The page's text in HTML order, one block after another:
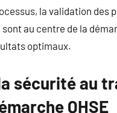
la validation des
au centre de la
optimaux.
sécurité au
QHSE